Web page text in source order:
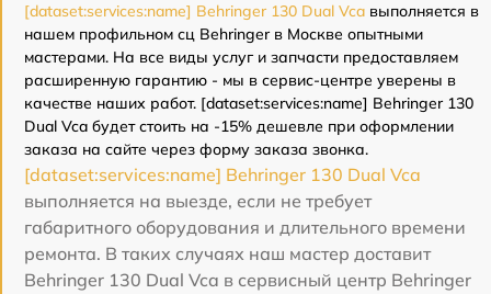
[dataset:services:name] Behringer 130 Dual Vca выполняется в
нашем профильном сц Behringer в Москве опытными
мастерами. На все виды услуг и запчасти предоставляем
расширенную гарантию - мы в сервис-центре уверены в
качестве наших работ. [dataset:services:name] Behringer 130
Dual Vca будет стоить на -15% дешевле при оформлении
заказа на сайте через форму заказа звонка.
[dataset:services:name] Behringer 130 Dual Vca
выполняется на выезде, если не требует
габаритного оборудования и длительного времени
ремонта. В таких случаях наш мастер доставит
Behringer 130 Dual Vca в сервисный центр Behringer